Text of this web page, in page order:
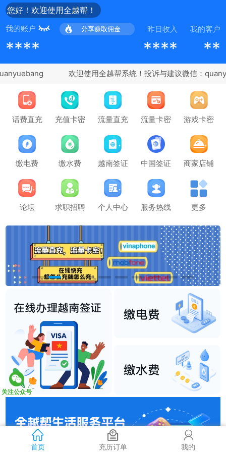
您好！欢迎使用全越帮！
我的账户 分享赚取佣金 昨日收入 我的客户
**** **** **
话费直充 充值卡密 流量直充 流量卡密 游戏卡密
缴电费 缴水费 越南签证 中国签证 商家店铺
论坛 求职招聘 个人中心 服务热线 更多
关注公众号
首页 充历订单 我的